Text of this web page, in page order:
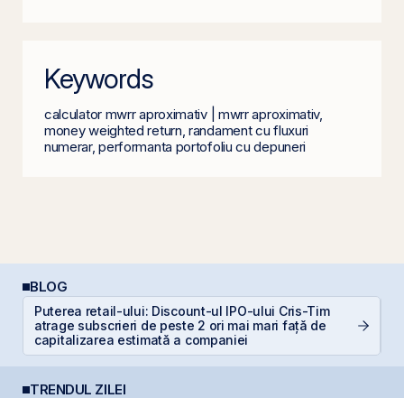
Keywords
calculator mwrr aproximativ | mwrr aproximativ,
money weighted return, randament cu fluxuri
numerar, performanta portofoliu cu depuneri
BLOG
Puterea retail-ului: Discount-ul IPO-ului Cris-Tim
atrage subscrieri de peste 2 ori mai mari față de
capitalizarea estimată a companiei
TRENDUL ZILEI